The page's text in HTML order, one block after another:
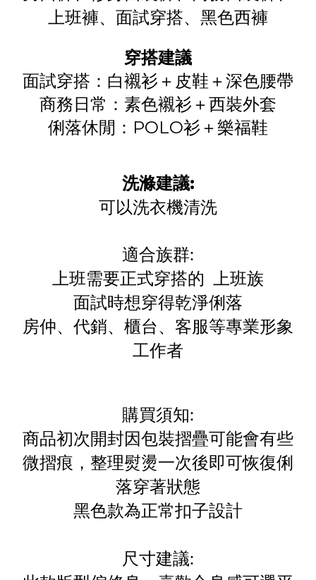
上班褲、面試穿搭、黑色西褲
穿搭建議
面試穿搭：白襯衫＋皮鞋＋深色腰帶
商務日常：素色襯衫＋西裝外套
俐落休閒：POLO衫＋樂福鞋
洗滌建議:
可以洗衣機清洗
適合族群:
上班需要正式穿搭的 上班族
面試時想穿得乾淨俐落
房仲、代銷、櫃台、客服等專業形象
工作者
購買須知:
商品初次開封因包裝摺疊可能會有些
微摺痕，整理熨燙一次後即可恢復俐
落穿著狀態
黑色款為正常扣子設計
尺寸建議: